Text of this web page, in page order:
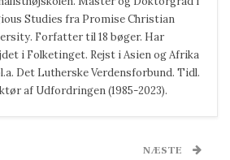
Studies fra Promise Christian
Forfatter til 18 bøger. Har
i Folketinget. Rejst i Asien og Afrika
Det Lutherske Verdensforbund. Tidl.
af Udfordringen (1985-2023).
NÆSTE